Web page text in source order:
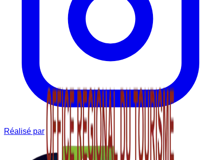
Réalisé par